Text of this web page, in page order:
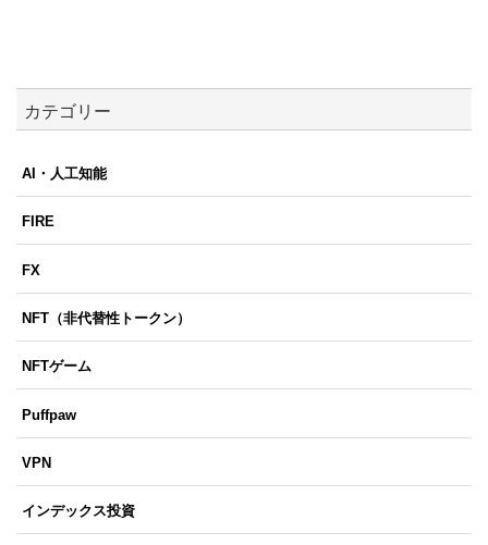
カテゴリー
AI・人工知能
FIRE
FX
NFT（非代替性トークン）
NFTゲーム
Puffpaw
VPN
インデックス投資